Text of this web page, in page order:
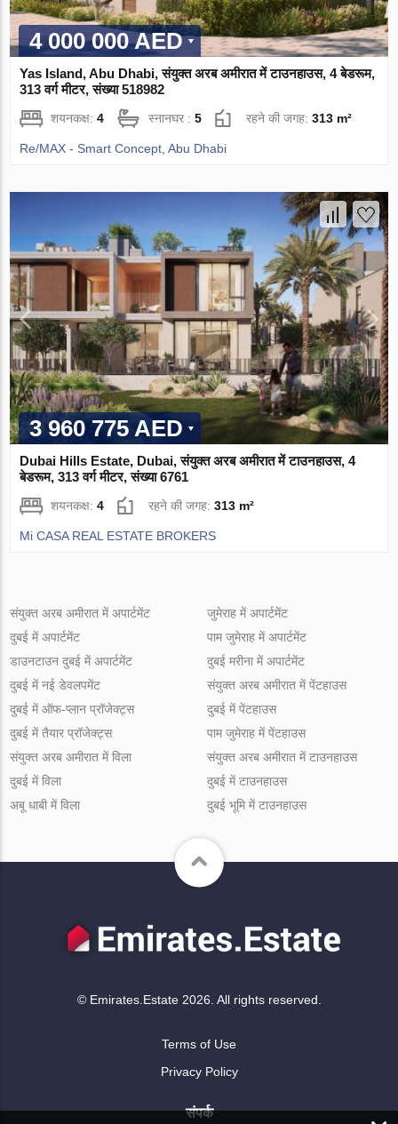
4 000 000 AED
Yas Island, Abu Dhabi, संयुक्त अरब अमीरात में टाउनहाउस, 4 बेडरूम,
313 वर्ग मीटर, संख्या 518982
शयनकक्ष:4 स्नानघर :5 रहने की जगह:313 m²
Re/MAX - Smart Concept, Abu Dhabi
3 960 775 AED
Dubai Hills Estate, Dubai, संयुक्त अरब अमीरात में टाउनहाउस, 4
बेडरूम, 313 वर्ग मीटर, संख्या 6761
शयनकक्ष:4 रहने की जगह:313 m²
Mi CASA REAL ESTATE BROKERS
संयुक्त अरब अमीरात में अपार्टमेंट
दुबई में अपार्टमेंट
डाउनटाउन दुबई में अपार्टमेंट
जुमेराह में अपार्टमेंट
पाम जुमेराह में अपार्टमेंट
दुबई मरीना में अपार्टमेंट
दुबई में नई डेवलपमेंट
दुबई में ऑफ-प्लान प्रॉजेक्ट्स
दुबई में तैयार प्रॉजेक्ट्स
संयुक्त अरब अमीरात में पेंटहाउस
दुबई में पेंटहाउस
पाम जुमेराह में पेंटहाउस
संयुक्त अरब अमीरात में विला
दुबई में विला
अबू धाबी में विला
संयुक्त अरब अमीरात में टाउनहाउस
दुबई में टाउनहाउस
दुबई भूमि में टाउनहाउस
© Emirates.Estate 2026. All rights reserved.
Terms of Use
Privacy Policy
संपर्क